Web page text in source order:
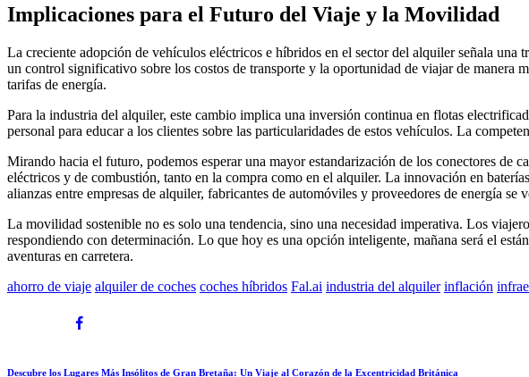
Implicaciones para el Futuro del Viaje y la Movilidad
La creciente adopción de vehículos eléctricos e híbridos en el sector del alquiler señala
un control significativo sobre los costos de transporte y la oportunidad de viajar de
tarifas de energía.
Para la industria del alquiler, este cambio implica una inversión continua en flotas
personal para educar a los clientes sobre las particularidades de estos vehículos. La
Mirando hacia el futuro, podemos esperar una mayor estandarización de los conectores
eléctricos y de combustión, tanto en la compra como en el alquiler. La innovación en
alianzas entre empresas de alquiler, fabricantes de automóviles y proveedores de energía
La movilidad sostenible no es solo una tendencia, sino una necesidad imperativa. Los
respondiendo con determinación. Lo que hoy es una opción inteligente, mañana será el
aventuras en carretera.
ahorro de viaje alquiler de coches coches híbridos Fal.ai industria del alquiler inflación
Descubre los Lugares Más Insólitos de Gran Bretaña: Un Viaje al Corazón de la Excentricidad Británica